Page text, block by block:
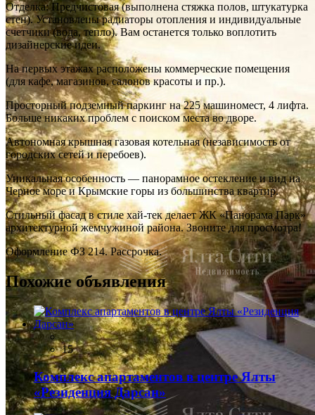
Отделка: Предчистовая (выполнена стяжка полов, штукатурка
стен). Установлены радиаторы отопления и индивидуальные
счетчики (вода, тепло). Вам останется только воплотить
дизайнерские идеи.
На первых этажах расположены коммерческие помещения
(для кафе, магазинов, салонов красоты и пр.).
Просторный подземный паркинг на 225 машиномест, 4 лифта.
Больше никаких проблем с поиском места во дворе.
Автономная крышная газовая котельная (независимость от
городских сетей и перебоев).
Уникальная особенность — панорамное остекление и вид на
Черное море и Крымские горы из большинства квартир.
Стильный фасад в стиле хай-тек делает ЖК «Панорама Парк»
архитектурной жемчужиной района. Звоните для просмотра!
Оформление ФЗ 214. Рассрочка.
Похожие объявления
15
Комплекс апартаментов в центре Ялты
«Резиденция Дарсан»